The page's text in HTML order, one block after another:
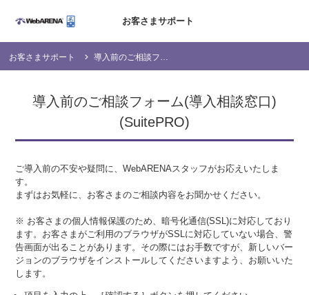
お客さまサポート
お客さまサポート
導入前のご相談フォーム(導入相談窓口)
(SuitePRO)
ご導入前の不安や疑問に、WebARENAスタッフがお応えいたしま
す。
まずはお気軽に、お客さまのご相談内容をお聞かせください。
※ お客さまの個人情報保護のため、暗号化通信(SSL)に対応しており
ます。お客さまがご利用のブラウザがSSLに対応していない場合、警
告画面が出ることがあります。その際にはお手数ですが、新しいバー
ジョンのブラウザをインストールしてくださいますよう、お願いいた
します。